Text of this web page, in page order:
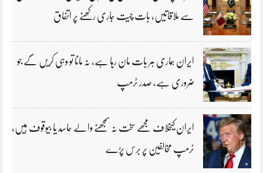
سے ملاقاتیں، بات چیت جاری رکھنے پر اتفاق
ایران ہماری ہر بات مان رہا ہے، نہ مانا تو وہی کریں گے جو
ضروری ہے، صدر ٹرمپ
ایران کیخلاف مجھے سخت نہ سمجھنے والے حاسد یا بیوقوف ہیں،
ٹرمپ مخالفین پر برس پڑے